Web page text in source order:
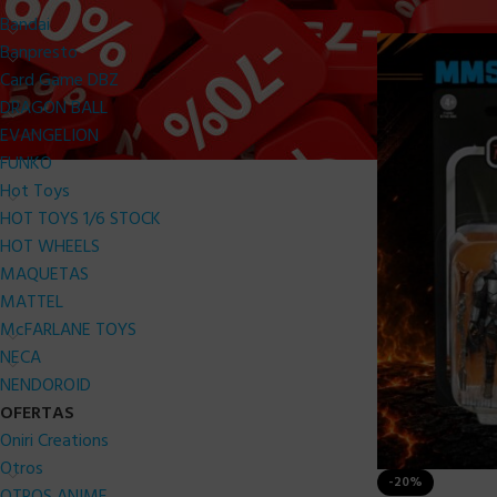
Bandai
Banpresto
Card Game DBZ
DRAGON BALL
EVANGELION
FUNKO
Hot Toys
HOT TOYS 1/6 STOCK
HOT WHEELS
MAQUETAS
MATTEL
McFARLANE TOYS
NECA
NENDOROID
OFERTAS
Oniri Creations
Otros
-20%